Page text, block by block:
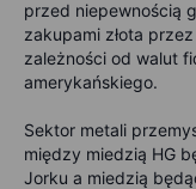
przed niepewnością
zakupami złota
zależności od walut
amerykańskiego.
Sektor metali
między miedzią HG
Jorku a miedzią